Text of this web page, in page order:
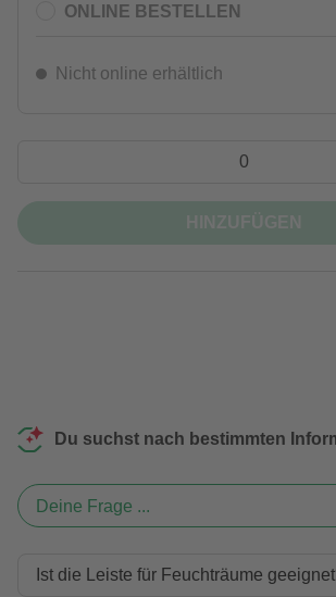
ONLINE BESTELLEN
Nicht online erhältlich
Du suchst nach bestimmten
Deine Frage ...
Ist die Leiste für Feuchträume